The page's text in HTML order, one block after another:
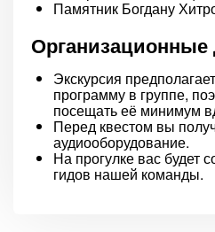
Памятник Богдану
Организационные
Экскурсия
программу в группе,
посещать её минимум
Перед квестом вы
аудиооборудование.
На прогулке вас будет
гидов нашей команды.